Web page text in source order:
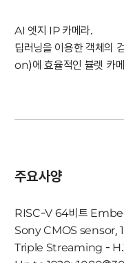
AI 엣지 IP 카메라.
딥러닝을 이용한 객체
on)에 효율적인 뷸렛 카
주요사양
RISC-V 64비트
Sony CMOS sensor,
Triple Streaming -